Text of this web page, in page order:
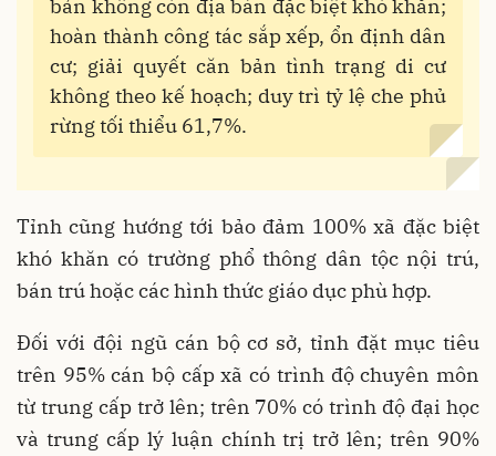
bản không còn địa bàn đặc biệt khó khăn;
hoàn thành công tác sắp xếp, ổn định dân
cư; giải quyết căn bản tình trạng di cư
không theo kế hoạch; duy trì tỷ lệ che phủ
rừng tối thiểu 61,7%.
Tỉnh cũng hướng tới bảo đảm 100% xã đặc biệt
khó khăn có trường phổ thông dân tộc nội trú,
bán trú hoặc các hình thức giáo dục phù hợp.
Đối với đội ngũ cán bộ cơ sở, tỉnh đặt mục tiêu
trên 95% cán bộ cấp xã có trình độ chuyên môn
từ trung cấp trở lên; trên 70% có trình độ đại học
và trung cấp lý luận chính trị trở lên; trên 90%